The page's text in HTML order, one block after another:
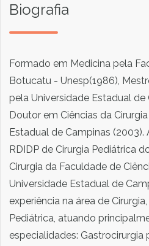
Biografia
Formado em Medicina pela
Botucatu - Unesp(1986),
pela Universidade Estadual de
Doutor em Ciências da
Estadual de Campinas
RDIDP de Cirurgia Pediátrica
Cirurgia da Faculdade de
Universidade Estadual de
experiência na área de
Pediátrica, atuando
especialidades: Gastrocirurgia